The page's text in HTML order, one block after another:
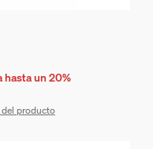
hasta un 20%
del producto